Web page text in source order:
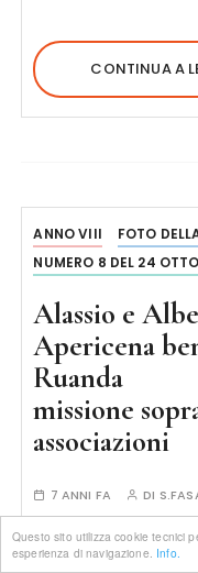
Questo sito utilizza cookie tecnici
esperienza di navigazione. Info.
CONTINUA A
ANNO VIII
FOTO
NUMERO 8 DEL 24
Alassio e
Apericena
Ruanda
missione
associazioni
7 ANNI FA DI
Cinque amiche,
Barbara Testa,